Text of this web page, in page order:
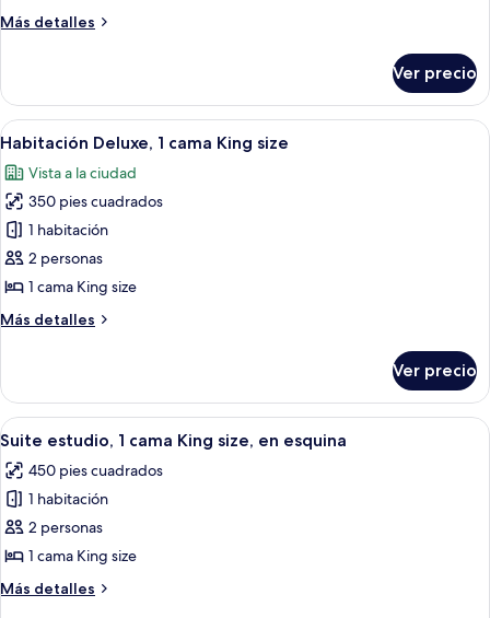
camas
Más detalles
Más
Deluxe,
camas
Ver precio
Abrir
todas
las
fotos
de
Habitación
Deluxe,
cama
Habitación de hotel con una cama
10
Habitación Deluxe, 1 cama King size
Vista a la ciudad
350 pies cuadrados
1 habitación
2 personas
1 cama King size
Más detalles
Más
Deluxe,
cama
size
Ver precio
Abrir
todas
las
fotos
de
Suite
estudio,
1
Una habitación de hotel moderna
14
Suite estudio, 1 cama King size, en esquina
450 pies cuadrados
1 habitación
2 personas
1 cama King size
Más detalles
Más